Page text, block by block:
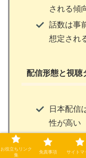
される傾
話数は事
想定され
配信形態と視聴
日本配信
性が高い
OTTプラ
能性があ
お役立ちリンク
集
免責事項 サイトマ